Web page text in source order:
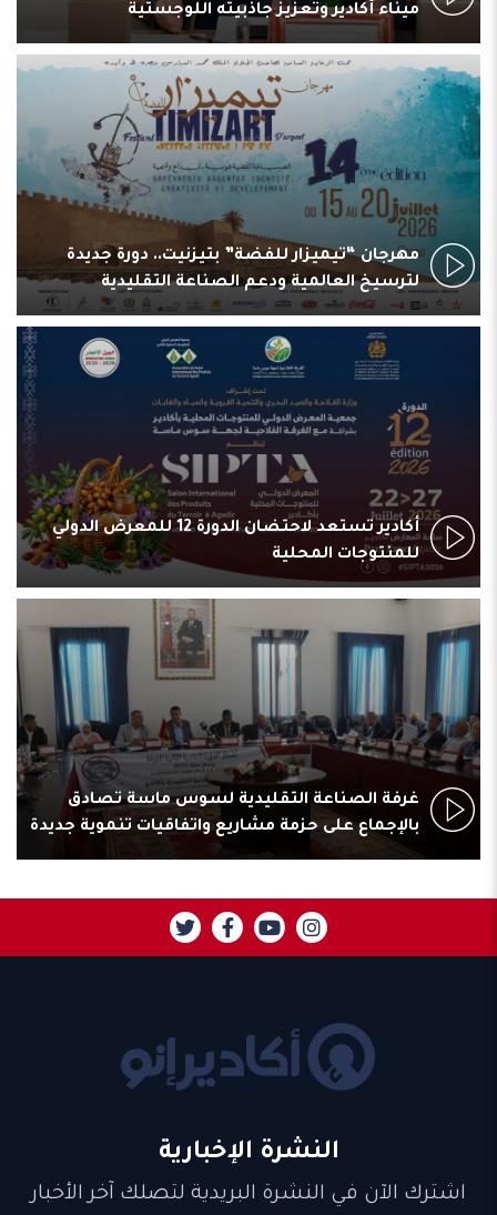
ميناء أكادير وتعزيز جاذبيته اللوجستية
مهرجان “تيميزار للفضة” بتيزنيت.. دورة جديدة
لترسيخ العالمية ودعم الصناعة التقليدية
أكادير تستعد لاحتضان الدورة 12 للمعرض الدولي
للمنتوجات المحلية
غرفة الصناعة التقليدية لسوس ماسة تصادق
بالإجماع على حزمة مشاريع واتفاقيات تنموية جديدة
النشرة الإخبارية
اشترك الآن في النشرة البريدية لتصلك آخر الأخبار